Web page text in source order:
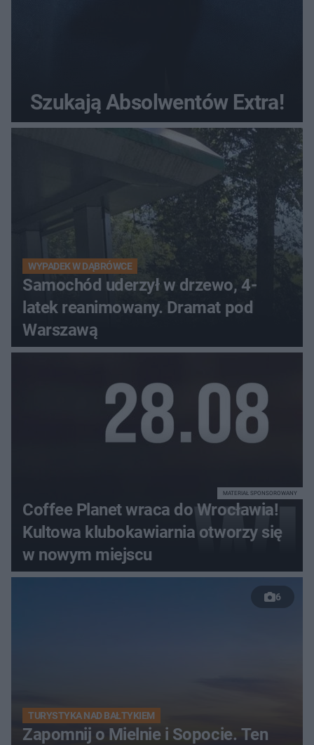
Szukają Absolwentów Extra!
WYPADEK W DĄBRÓWCE
Samochód uderzył w drzewo, 4-
latek reanimowany. Dramat pod
Warszawą
Coffee Planet wraca do Wrocławia!
Kultowa klubokawiarnia otworzy się
w nowym miejscu
MATERIAŁ SPONSOROWANY
6
TURYSTYKA NAD BAŁTYKIEM
Zapomnij o Mielnie i Sopocie. Ten